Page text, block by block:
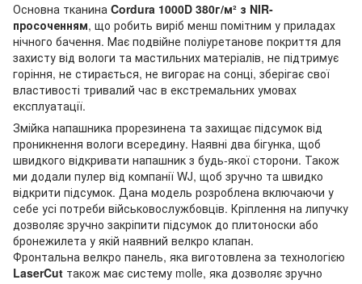
Основна тканина Cordura 1000D 380г/м² з NIR-
просоченням, що робить виріб менш помітним у приладах
нічного бачення. Має подвійне поліуретанове покриття для
захисту від вологи та мастильних матеріалів, не підтримує
горіння, не стирається, не вигорає на сонці, зберігає свої
властивості тривалий час в екстремальних умовах
експлуатації.
Змійка напашника прорезинена та захищає підсумок від
проникнення вологи всередину. Наявні два бігунка, щоб
швидкого відкривати напашник з будь-якої сторони. Також
ми додали пулер від компанії WJ, щоб зручно та швидко
відкрити підсумок. Дана модель розроблена включаючи у
себе усі потреби військовослужбовців. Кріплення на липучку
дозволяє зручно закріпити підсумок до плитоноски або
бронежилета у якій наявний велкро клапан.
Фронтальна велкро панель, яка виготовлена за технологією
LaserCut також має систему molle, яка дозволяє зручно